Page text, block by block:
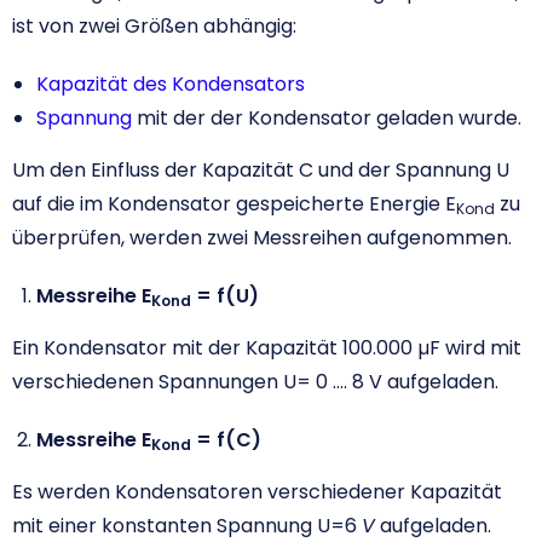
ist von zwei Größen abhängig:
Kapazität des Kondensators
Spannung mit der der Kondensator geladen wurde.
Um den Einfluss der Kapazität C und der Spannung U
auf die im Kondensator gespeicherte Energie EKond zu
überprüfen, werden zwei Messreihen aufgenommen.
Messreihe EKond = f(U)
Ein Kondensator mit der Kapazität 100.000 µF wird mit
verschiedenen Spannungen U= 0 …. 8 V aufgeladen.
Messreihe EKond = f(C)
Es werden Kondensatoren verschiedener Kapazität
mit einer konstanten Spannung U=6 Vaufgeladen.